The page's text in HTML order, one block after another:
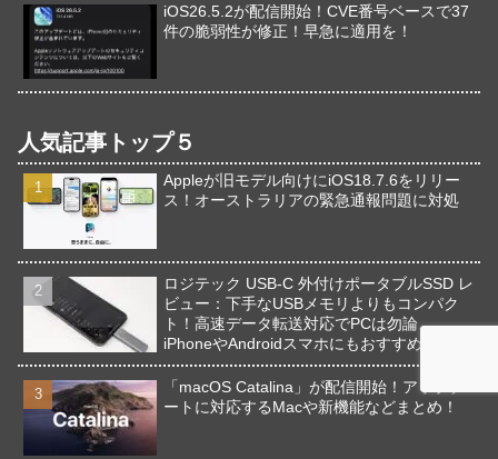
iOS26.5.2が配信開始！CVE番号ベースで37
件の脆弱性が修正！早急に適用を！
人気記事トップ５
Appleが旧モデル向けにiOS18.7.6をリリー
ス！オーストラリアの緊急通報問題に対処
ロジテック USB-C 外付けポータブルSSD レ
ビュー：下手なUSBメモリよりもコンパク
ト！高速データ転送対応でPCは勿論、
iPhoneやAndroidスマホにもおすすめ！
「macOS Catalina」が配信開始！アップデ
ートに対応するMacや新機能などまとめ！